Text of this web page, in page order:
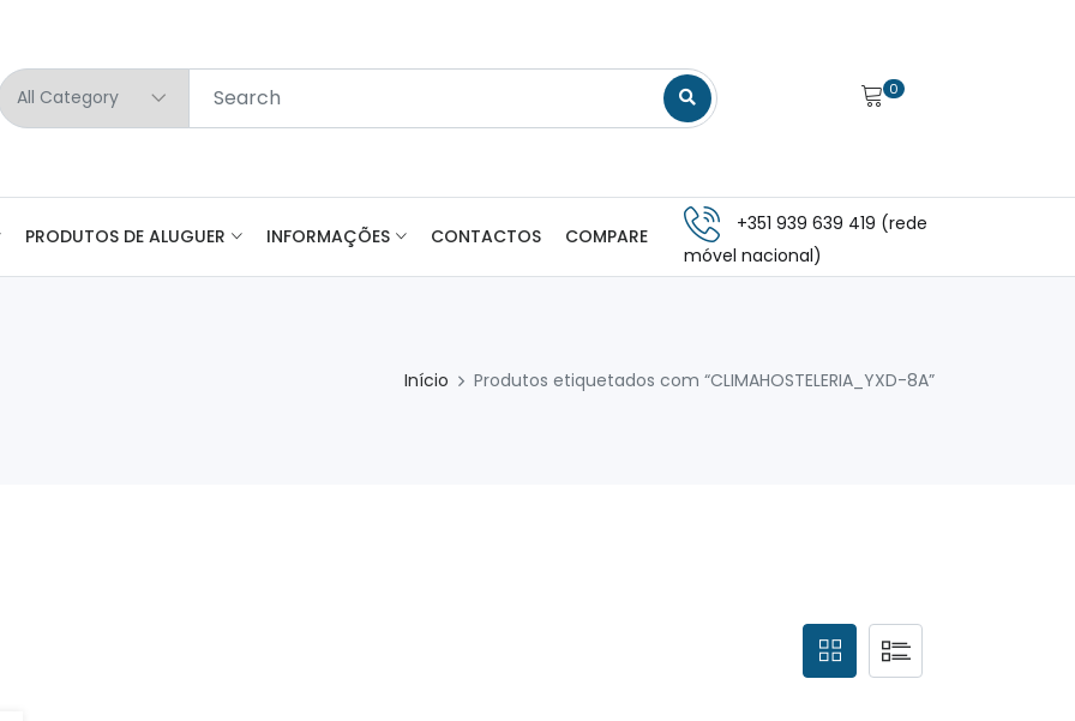
0
PRODUTOS DE ALUGUER INFORMAÇÕES CONTACTOS COMPARE
+351 939 639 419 (rede
móvel nacional)
Início Produtos etiquetados com “CLIMAHOSTELERIA_YXD-8A”